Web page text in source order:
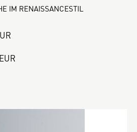
IM RENAISSANCESTIL